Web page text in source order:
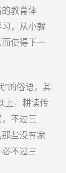
教育体
，从小就
使得下一
的俗语，其
上，耕读传
不过三
那些没有家
不过三